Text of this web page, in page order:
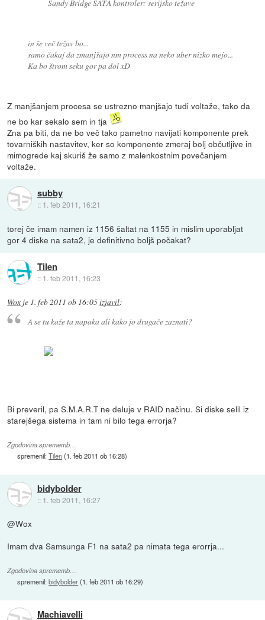
Sandy Bridge SATA kontroler: serijsko težave
in še več težav bo...
samo čakaj da zmanjšajo nm process na neko uber nizko mejo...
Ka bo štrom seku gor pa dol xD
Z manjšanjem procesa se ustrezno manjšajo tudi voltaže, tako da
ne bo kar sekalo sem in tja
Zna pa biti, da ne bo več tako pametno navijati komponente prek
tovarniških nastavitev, ker so komponente zmeraj bolj občutljive in
mimogrede kaj skuriš že samo z malenkostnim povečanjem
voltaže.
subby
:: 1. feb 2011, 16:21
torej če imam namen iz 1156 šaltat na 1155 in mislim uporabljat
gor 4 diske na sata2, je definitivno boljš počakat?
Tilen
:: 1. feb 2011, 16:23
Wox je 1. feb 2011 ob 16:05izjavil:
A se tu kaže ta napaka ali kako jo drugače zaznati?
Bi preveril, pa S.M.A.R.T ne deluje v RAID načinu. Si diske selil iz
starejšega sistema in tam ni bilo tega errorja?
Zgodovina sprememb…
spremenil:Tilen(1. feb 2011 ob 16:28)
bidybolder
:: 1. feb 2011, 16:27
@Wox
Imam dva Samsunga F1 na sata2 pa nimata tega erorrja...
Zgodovina sprememb…
spremenil:bidybolder(1. feb 2011 ob 16:29)
Machiavelli